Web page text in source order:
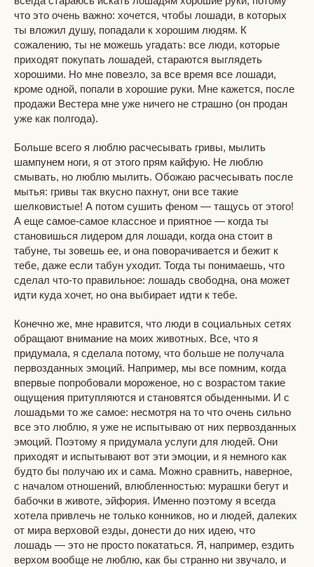
что это очень важно: хочется, чтобы лошади, в которых
ты вложил душу, попадали к хорошим людям. К
сожалению, ты не можешь угадать: все люди, которые
приходят покупать лошадей, стараются выглядеть
хорошими. Но мне повезло, за все время все лошади,
кроме одной, попали в хорошие руки. Мне кажется, после
продажи Вестера мне уже ничего не страшно (он продан
уже как полгода).
Больше всего я люблю расчесывать гривы, мылить
шампунем ноги, я от этого прям кайфую. Не люблю
смывать, но люблю мылить. Обожаю расчесывать после
мытья: гривы так вкусно пахнут, они все такие
шелковистые! А потом сушить феном — тащусь от этого!
А еще самое-самое классное и приятное — когда ты
становишься лидером для лошади, когда она стоит в
табуне, ты зовешь ее, и она поворачивается и бежит к
тебе, даже если табун уходит. Тогда ты понимаешь, что
сделал что-то правильное: лошадь свободна, она может
идти куда хочет, но она выбирает идти к тебе.
Конечно же, мне нравится, что люди в социальных сетях
обращают внимание на моих животных. Все, что я
придумала, я сделала потому, что больше не получала
первозданных эмоций. Например, мы все помним, когда
впервые попробовали мороженое, но с возрастом такие
ощущения притупляются и становятся обыденными. И с
лошадьми то же самое: несмотря на то что очень сильно
все это люблю, я уже не испытываю от них первозданных
эмоций. Поэтому я придумала услуги для людей. Они
приходят и испытывают вот эти эмоции, и я немного как
будто бы получаю их и сама. Можно сравнить, наверное,
с началом отношений, влюбленностью: мурашки бегут и
бабочки в животе, эйфория. Именно поэтому я всегда
хотела привлечь не только конников, но и людей, далеких
от мира верховой езды, донести до них идею, что
лошадь — это не просто покататься. Я, например, ездить
верхом вообще не люблю, как бы странно ни звучало, и